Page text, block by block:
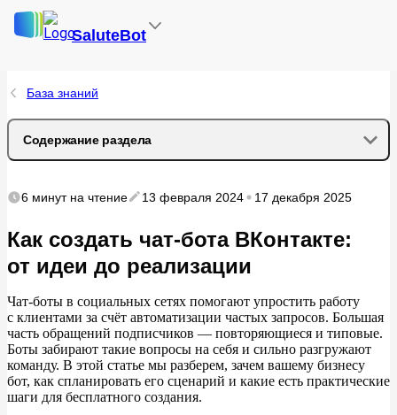
SaluteBot
База знаний
Содержание раздела
Какие бывают чат-боты
Преимущества чат-бота ВКонтакте
Что умеет чат-бот ВКонтакте, а что необходимо
Как нейросети могут усилить вашего чат-бота
С чего начать создание бота?
Шаг 1. Определите цель и аудиторию.
6 минутна чтение 13 февраля 2024 17 декабря 2025
Как создать чат-бота ВКонтакте:
от идеи до реализации
Чат-боты в социальных сетях помогают упростить работу
с клиентами за счёт автоматизации частых запросов. Большая
часть обращений подписчиков — повторяющиеся и типовые.
Боты забирают такие вопросы на себя и сильно разгружают
команду. В этой статье мы разберем, зачем вашему бизнесу
бот, как спланировать его сценарий и какие есть практические
шаги для бесплатного создания.